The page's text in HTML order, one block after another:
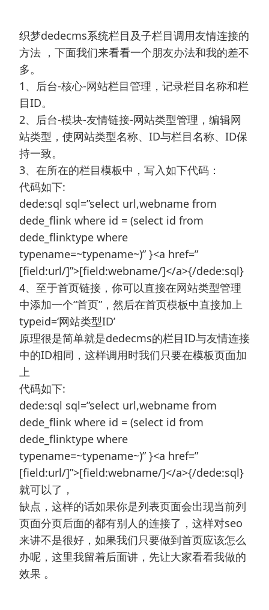
织梦dedecms系统栏目及子栏目调用友情连接的
方法 ，下面我们来看看一个朋友办法和我的差不
多。
1、后台-核心-网站栏目管理，记录栏目名称和栏
目ID。
2、后台-模块-友情链接-网站类型管理，编辑网
站类型，使网站类型名称、ID与栏目名称、ID保
持一致。
3、在所在的栏目模板中，写入如下代码：
代码如下:
dede:sql sql=”select url,webname from
dede_flink where id = (select id from
dede_flinktype where
typename=~typename~)” }<a href=”
[field:url/]”>[field:webname/]</a>{/dede:sql}
4、至于首页链接，你可以直接在网站类型管理
中添加一个“首页”，然后在首页模板中直接加上
typeid=‘网站类型ID’
原理很是简单就是dedecms的栏目ID与友情连接
中的ID相同，这样调用时我们只要在模板页面加
上
代码如下:
dede:sql sql=”select url,webname from
dede_flink where id = (select id from
dede_flinktype where
typename=~typename~)” }<a href=”
[field:url/]”>[field:webname/]</a>{/dede:sql}
就可以了，
缺点，这样的话如果你是列表页面会出现当前列
页面分页后面的都有别人的连接了，这样对seo
来讲不是很好，如果我们只要做到首页应该怎么
办呢，这里我留着后面讲，先让大家看看我做的
效果 。